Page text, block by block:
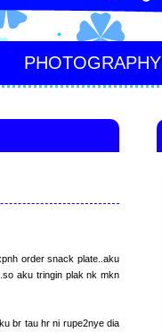
PHOTOGRAPHY
order snack plate..aku
aku tringin plak nk mkn
br tau hr ni rupe2nye dia